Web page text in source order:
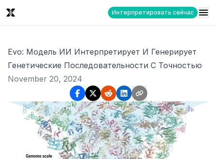
Интерпретировать сейчас
Evo: Модель ИИ Интерпретирует И Генерирует
Генетические Последовательности С Точностью
November 20, 2024